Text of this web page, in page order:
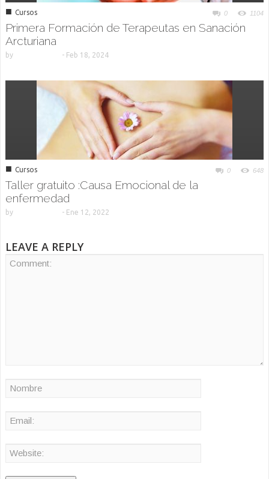
■ Cursos 0 1104
Primera Formación de Terapeutas en Sanación
Arcturiana
by - Feb 18, 2024
■ Cursos 0 648
Taller gratuito :Causa Emocional de la
enfermedad
by - Ene 12, 2022
LEAVE A REPLY